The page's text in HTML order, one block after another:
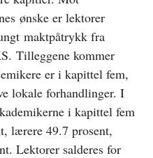
ønske er lektorer
maktpåtrykk fra
Tilleggene kommer
er i kapittel fem,
lokale forhandlinger. I
i kapittel fem
lærere 49.7 prosent,
Lektorer salderes for